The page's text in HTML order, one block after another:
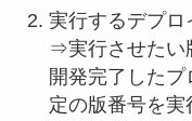
実行するデプロ
⇒実行させたい
開発完了した
定の版番号を実